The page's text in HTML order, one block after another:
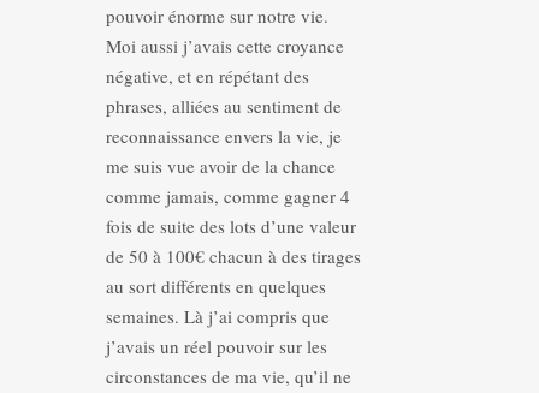
pouvoir énorme sur notre vie.
Moi aussi j’avais cette croyance
négative, et en répétant des
phrases, alliées au sentiment de
reconnaissance envers la vie, je
me suis vue avoir de la chance
comme jamais, comme gagner 4
fois de suite des lots d’une valeur
de 50 à 100€ chacun à des tirages
au sort différents en quelques
semaines. Là j’ai compris que
j’avais un réel pouvoir sur les
circonstances de ma vie, qu’il ne